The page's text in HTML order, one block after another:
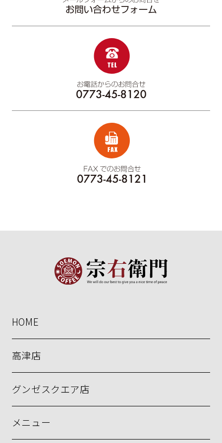
HOME
高津店
グンゼスクエア店
メニュー